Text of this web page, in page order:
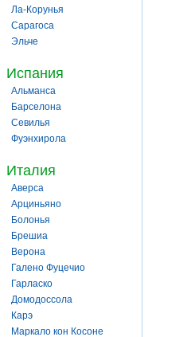
Ла-Корунья
Сарагоса
Эльче
Испания
Альманса
Барселона
Севилья
Фуэнхирола
Италия
Аверса
Арциньяно
Болонья
Брешиа
Верона
Галено Фуцечио
Гарласко
Домодоссола
Карэ
Маркало кон Косоне